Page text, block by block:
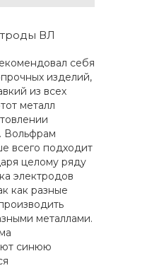
ВЛ
себя
изделий,
из всех
металл
Вольфрам
всего подходит
целому ряду
электродов
как разные
металлами.
синюю